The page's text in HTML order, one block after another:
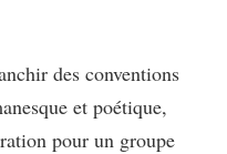
des conventions
et poétique,
pour un groupe